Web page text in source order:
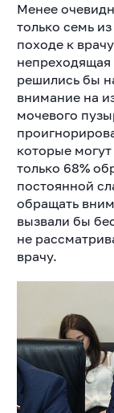
Менее
только семь
походе к
непреходящая
решились бы
внимание на
мочевого
которые
только 68%
постоянной
обращать
вызвали бы
не
врачу.